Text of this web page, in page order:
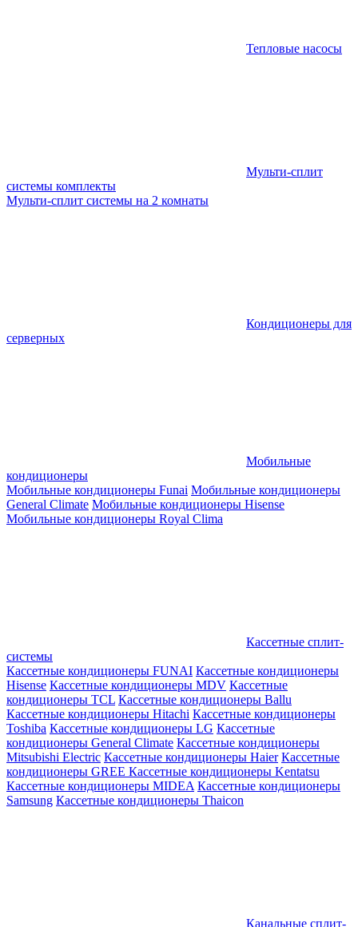
Тепловые насосы
Мульти-сплит
системы комплекты
Мульти-сплит системы на 2 комнаты
Кондиционеры для
серверных
Мобильные
кондиционеры
Мобильные кондиционеры Funai Мобильные кондиционеры
General Climate Мобильные кондиционеры Hisense
Мобильные кондиционеры Royal Clima
Кассетные сплит-
системы
Кассетные кондиционеры FUNAI Кассетные кондиционеры
Hisense Кассетные кондиционеры MDV Кассетные
кондиционеры TCL Кассетные кондиционеры Ballu
Кассетные кондиционеры Hitachi Кассетные кондиционеры
Toshiba Кассетные кондиционеры LG Кассетные
кондиционеры General Climate Кассетные кондиционеры
Mitsubishi Electric Кассетные кондиционеры Haier Кассетные
кондиционеры GREE Кассетные кондиционеры Kentatsu
Кассетные кондиционеры MIDEA Кассетные кондиционеры
Samsung Кассетные кондиционеры Thaicon
Канальные сплит-